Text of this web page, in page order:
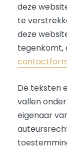
deze
te
deze
tegenkomt,
De teksten
vallen
eigenaar